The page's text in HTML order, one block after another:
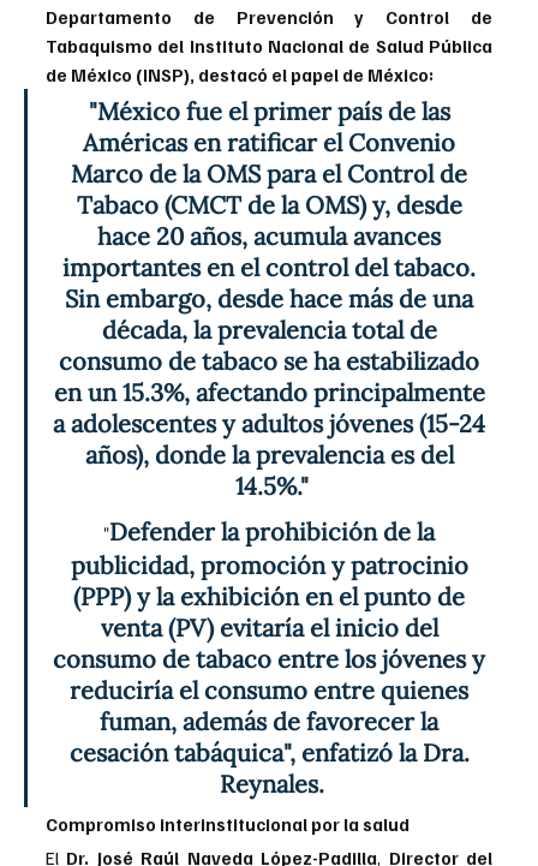
Departamento de Prevención y Control de
Tabaquismo del Instituto Nacional de Salud Pública
de México (INSP), destacó el papel de México:
"México fue el primer país de las
Américas en ratificar el Convenio
Marco de la OMS para el Control de
Tabaco (CMCT de la OMS) y, desde
hace 20 años, acumula avances
importantes en el control del tabaco.
Sin embargo, desde hace más de una
década, la prevalencia total de
consumo de tabaco se ha estabilizado
en un 15.3%, afectando principalmente
a adolescentes y adultos jóvenes (15-24
años), donde la prevalencia es del
14.5%."
"Defender la prohibición de la
publicidad, promoción y patrocinio
(PPP) y la exhibición en el punto de
venta (PV) evitaría el inicio del
consumo de tabaco entre los jóvenes y
reduciría el consumo entre quienes
fuman, además de favorecer la
cesación tabáquica", enfatizó la Dra.
Reynales.
Compromiso interinstitucional por la salud
El Dr. José Raúl Naveda López-Padilla Director del